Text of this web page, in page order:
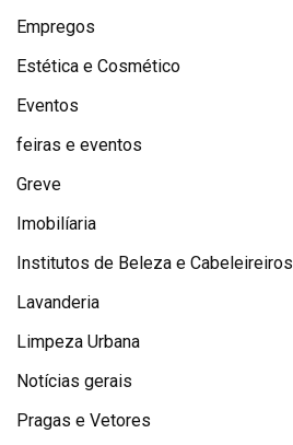
Empregos
Estética e Cosmético
Eventos
feiras e eventos
Greve
Imobilíaria
Institutos de Beleza e Cabeleireiros
Lavanderia
Limpeza Urbana
Notícias gerais
Pragas e Vetores